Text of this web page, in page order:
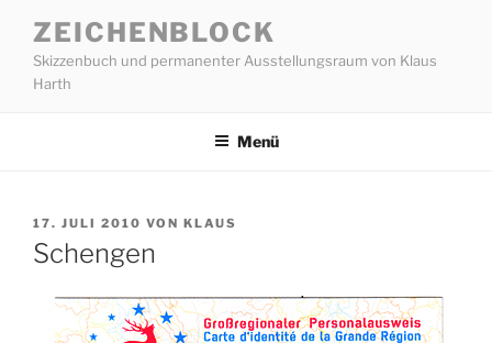
Inhalt
springen
ZEICHENBLOCK
Skizzenbuch und permanenter Ausstellungsraum von Klaus
Harth
Menü
VERÖFFENTLICHT
AM
17. JULI 2010 VON KLAUS
Schengen